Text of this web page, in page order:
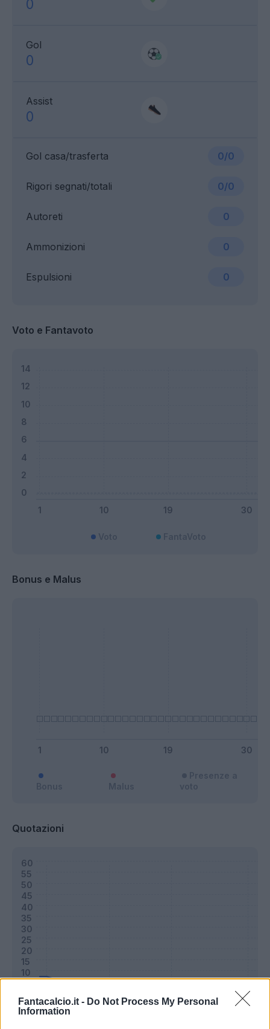
Fantacalcio.it - Do Not Process My Personal
Information
0
Gol
0
Assist
0
Gol casa/trasferta 0/0
Ammonizioni 0
Rigori segnati/totali 0/0
Espulsioni 0
Autoreti 0
Voto e Fantavoto
Bonus e Malus
Quotazioni